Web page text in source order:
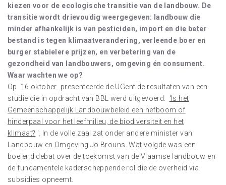
kiezen voor de ecologische transitie van de landbouw. De
transitie wordt drievoudig weergegeven: landbouw die
minder afhankelijk is van pesticiden, import en die beter
bestand is tegen klimaatverandering, verleende boer en
burger stabielere prijzen, en verbetering van de
gezondheid van landbouwers, omgeving én consument.
Waar wachten we op?
Op 16 oktober presenteerde de UGent de resultaten van een
studie die in opdracht van BBL werd uitgevoerd: 'Is het
Gemeenschappelijk Landbouwbeleid een hefboom of
hinderpaal voor het leefmilieu, de biodiversiteit en het
klimaat? '. In de volle zaal zat onder andere minister van
Landbouw en Omgeving Jo Brouns. Wat volgde was een
boeiend debat over de toekomst van de Vlaamse landbouw en
de fundamentele kaderscheppende rol die de overheid via
subsidies opneemt.